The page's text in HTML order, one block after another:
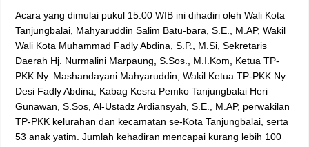
‎Acara yang dimulai pukul 15.00 WIB ini dihadiri oleh Wali Kota
Tanjungbalai, Mahyaruddin Salim Batu-bara, S.E., M.AP, Wakil
Wali Kota Muhammad Fadly Abdina, S.P., M.Si, Sekretaris
Daerah Hj. Nurmalini Marpaung, S.Sos., M.I.Kom, Ketua TP-
PKK Ny. Mashandayani Mahyaruddin, Wakil Ketua TP-PKK Ny.
Desi Fadly Abdina, Kabag Kesra Pemko Tanjungbalai Heri
Gunawan, S.Sos, Al-Ustadz Ardiansyah, S.E., M.AP, perwakilan
TP-PKK kelurahan dan kecamatan se-Kota Tanjungbalai, serta
53 anak yatim. Jumlah kehadiran mencapai kurang lebih 100